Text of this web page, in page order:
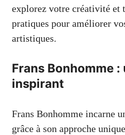
explorez votre créativité et
pratiques pour améliorer
artistiques.
Frans Bonhomme
inspirant
Frans Bonhomme incarne
grâce à son approche